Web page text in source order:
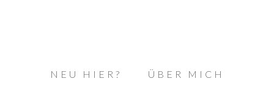
NEU HIER? ÜBER MICH